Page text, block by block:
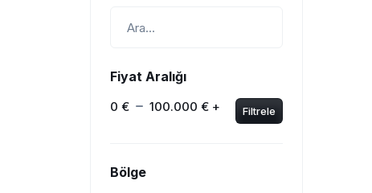
Fiyat Aralığı
0 € 100.000 € + Filtrele
Bölge